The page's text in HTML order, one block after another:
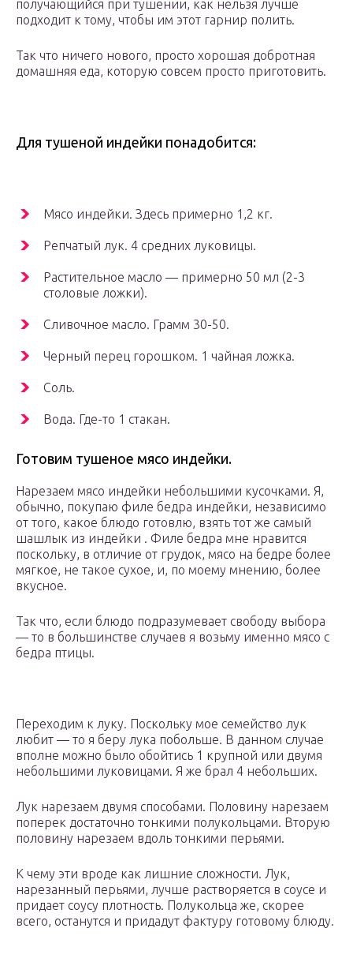
получающийся при тушении, как нельзя лучше
подходит к тому, чтобы им этот гарнир полить.
Так что ничего нового, просто хорошая добротная
домашняя еда, которую совсем просто приготовить.
Для тушеной индейки понадобится:
Мясо индейки. Здесь примерно 1,2 кг.
Репчатый лук. 4 средних луковицы.
Растительное масло — примерно 50 мл (2-3
столовые ложки).
Сливочное масло. Грамм 30-50.
Черный перец горошком. 1 чайная ложка.
Соль.
Вода. Где-то 1 стакан.
Готовим тушеное мясо индейки.
Нарезаем мясо индейки небольшими кусочками. Я,
обычно, покупаю филе бедра индейки, независимо
от того, какое блюдо готовлю, взять тот же самый
шашлык из индейки . Филе бедра мне нравится
поскольку, в отличие от грудок, мясо на бедре более
мягкое, не такое сухое, и, по моему мнению, более
вкусное.
Так что, если блюдо подразумевает свободу выбора
— то в большинстве случаев я возьму именно мясо с
бедра птицы.
Переходим к луку. Поскольку мое семейство лук
любит — то я беру лука побольше. В данном случае
вполне можно было обойтись 1 крупной или двумя
небольшими луковицами. Я же брал 4 небольших.
Лук нарезаем двумя способами. Половину нарезаем
поперек достаточно тонкими полукольцами. Вторую
половину нарезаем вдоль тонкими перьями.
К чему эти вроде как лишние сложности. Лук,
нарезанный перьями, лучше растворяется в соусе и
придает соусу плотность. Полукольца же, скорее
всего, останутся и придадут фактуру готовому блюду.